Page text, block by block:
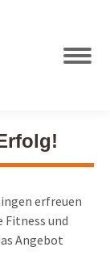
erfreuen
Fitness und
Angebot